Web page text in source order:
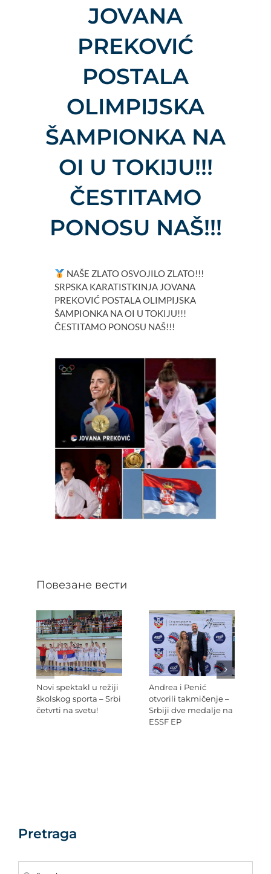
JOVANA
PREKOVIĆ
POSTALA
OLIMPIJSKA
ŠAMPIONKA NA
OI U TOKIJU!!!
ČESTITAMO
PONOSU NAŠ!!!
NAŠE ZLATO OSVOJILO ZLATO!!!
SRPSKA KARATISTKINJA JOVANA
PREKOVIĆ POSTALA OLIMPIJSKA
ŠAMPIONKA NA OI U TOKIJU!!!
ČESTITAMO PONOSU NAŠ!!!
Повезане вести
Novi spektakl u režiji
školskog sporta – Srbi
četvrti na svetu!
Andrea i Penić
otvorili takmičenje –
Srbiji dve medalje na
ESSF EP
Pretraga